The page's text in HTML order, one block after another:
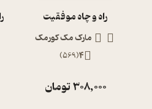
راه و چاه موفقیت
مارک مک کورمک
4
(
569
)
308,000تومان